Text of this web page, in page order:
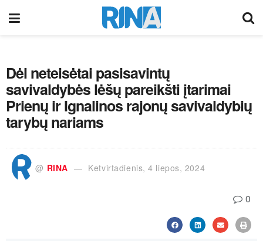
Dėl neteisėtai pasisavintų
savivaldybės lėšų pareikšti įtarimai
Prienų ir Ignalinos rajonų savivaldybių
tarybų nariams
@ RINA Ketvirtadienis, 4 liepos, 2024
0